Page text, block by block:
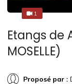
1
1
Etangs de
MOSELLE)
Proposé par :